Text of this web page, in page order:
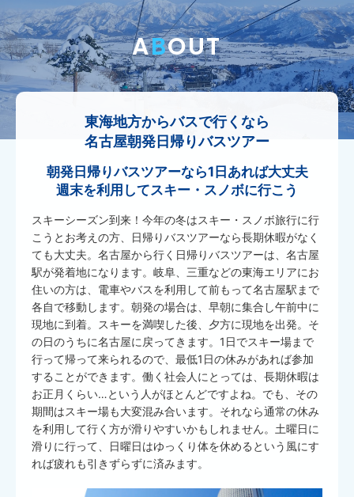
ABOUT
東海地方からバスで行くなら
名古屋朝発日帰りバスツアー
朝発日帰りバスツアーなら1日あれば大丈夫
週末を利用してスキー・スノボに行こう
スキーシーズン到来！今年の冬はスキー・スノボ旅行に行
こうとお考えの方、日帰りバスツアーなら長期休暇がなく
ても大丈夫。名古屋から行く日帰りバスツアーは、名古屋
駅が発着地になります。岐阜、三重などの東海エリアにお
住いの方は、電車やバスを利用して前もって名古屋駅まで
各自で移動します。朝発の場合は、早朝に集合し午前中に
現地に到着。スキーを満喫した後、夕方に現地を出発。そ
の日のうちに名古屋に戻ってきます。1日でスキー場まで
行って帰って来られるので、最低1日の休みがあれば参加
することができます。働く社会人にとっては、長期休暇は
お正月くらい…という人がほとんどですよね。でも、その
期間はスキー場も大変混み合います。それなら通常の休み
を利用して行く方が滑りやすいかもしれません。土曜日に
滑りに行って、日曜日はゆっくり体を休めるという風にす
れば疲れも引きずらずに済みます。